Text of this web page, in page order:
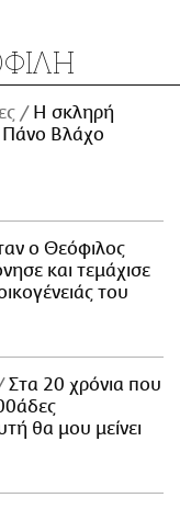
H σκληρή
Πάνο Βλάχο
ο Θεόφιλος
και τεμάχισε
του
Στα 20 χρόνια που
θα μου μείνει